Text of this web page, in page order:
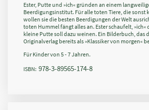
Ester, Putte und »ich« gründen an einem
Beerdigungsinstitut. Für alle toten Tiere, die sonst
wollen sie die besten Beerdigungen der Welt
toten Hummel fängt alles an. Ester schaufelt,
kleine Putte soll dazu weinen. Ein Bilderbuch, das
Originalverlag bereits als »Klassiker von morgen«
Für Kinder von 5 - 7 Jahren.
ISBN: ‎ 978-3-89565-174-8